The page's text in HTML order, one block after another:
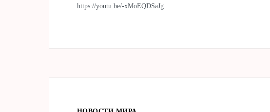
https://youtu.be/-xMoEQDSaJg